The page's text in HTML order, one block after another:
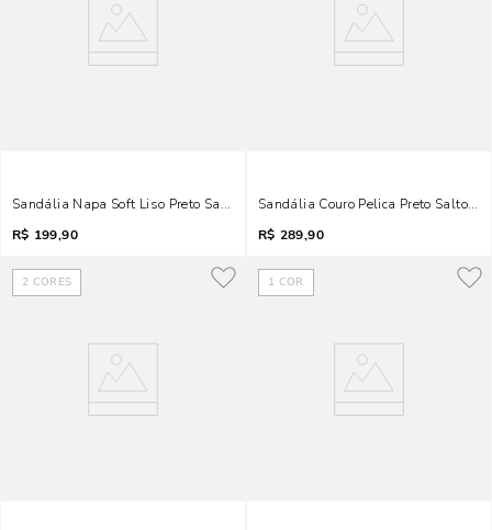
Sandália Napa Soft Liso Preto Salto Alto
R$ 199,90
Sandália Couro Pelica Preto Salto
R$ 289,90
2 CORES 1 COR